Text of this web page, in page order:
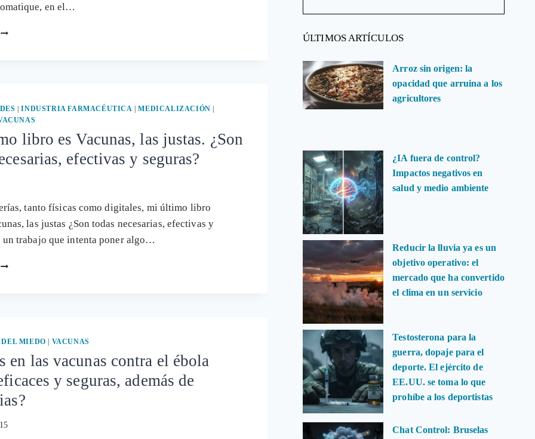
en el…
LA
|INDUSTRIA FARMACÉUTICA |MEDICALIZACIÓN |
libro es Vacunas, las justas. ¿Son
efectivas y seguras?
tanto físicas como digitales, mi último libro
las justas ¿Son todas necesarias, efectivas y
un trabajo que intenta poner algo…
MI
MIEDO VACUNAS
en las vacunas contra el ébola
y seguras, además de
ÚLTIMOS ARTÍCULOS
Arroz sin origen: la
opacidad que arruina a los
agricultores
¿IA fuera de control?
Impactos negativos en
salud y medio ambiente
Reducir la lluvia ya es un
objetivo operativo: el
mercado que ha convertido
el clima en un servicio
Testosterona para la
guerra, dopaje para el
deporte. El ejército de
EE.UU. se toma lo que
prohíbe a los deportistas
Chat Control: Bruselas